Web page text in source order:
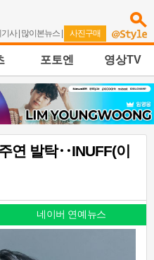
기사| 많이본뉴스 | 사진구매
포토엔 영상TV
연 발탁‥INUFF(이
네이버 연예뉴스